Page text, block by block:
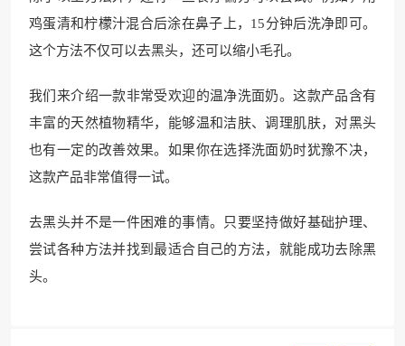
鸡蛋清和柠檬汁混合后涂在鼻子上，15分钟后洗净即可。
这个方法不仅可以去黑头，还可以缩小毛孔。
我们来介绍一款非常受欢迎的温净洗面奶。这款产品含有
丰富的天然植物精华，能够温和洁肤、调理肌肤，对黑头
也有一定的改善效果。如果你在选择洗面奶时犹豫不决，
这款产品非常值得一试。
去黑头并不是一件困难的事情。只要坚持做好基础护理、
尝试各种方法并找到最适合自己的方法，就能成功去除黑
头。